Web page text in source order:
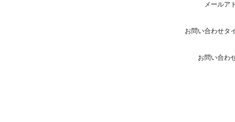
メールア
お問い合わせタ
お問い合わ